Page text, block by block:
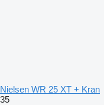
Nielsen WR 25 XT + Kran
35